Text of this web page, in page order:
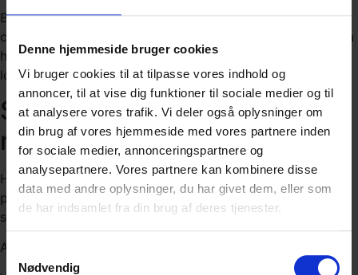
Denne hjemmeside bruger cookies
Vi bruger cookies til at tilpasse vores indhold og
annoncer, til at vise dig funktioner til sociale medier og til
at analysere vores trafik. Vi deler også oplysninger om
din brug af vores hjemmeside med vores partnere inden
for sociale medier, annonceringspartnere og
analysepartnere. Vores partnere kan kombinere disse
data med andre oplysninger, du har givet dem, eller som
de har indsamlet fra din brug af deres tjenester.
Samtykkevalg
Nødvendig
Braunlage er en levende ferieby med mange restauranter,
caféer og butikker.
Byens centrum er kun en kort gåtur fra
hotellet og byder på et væld af muligheder for at nyde
lokale specialiteter og købe souvenirs.
Sådan forløber dagene på en
motorcykelrejse i Harzen
Hver dag starter i godt selskab med en solid morgenmad
på hotellet, efterfulgt af en briefing om dagens rute og
seværdigheder.
Afgang kl. 9 – Hjemkomst ca. kl. 17